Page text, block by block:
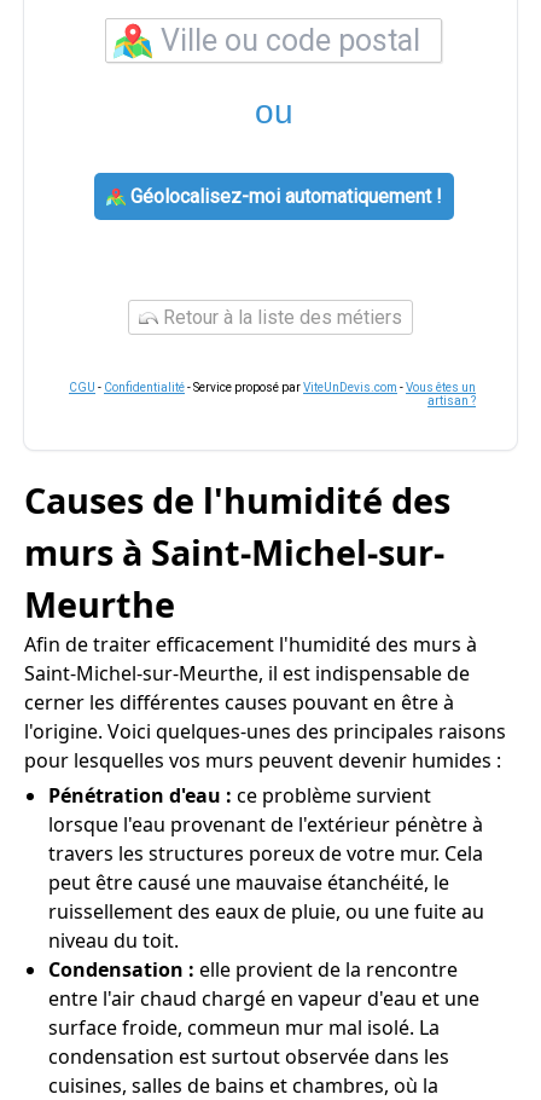
ou
Géolocalisez-moi automatiquement !
Retour à la liste des métiers
CGU - Confidentialité- Service proposé parViteUnDevis.com -Vous êtes un
artisan ?
Causes de l'humidité des
murs à Saint-Michel-sur-
Meurthe
Afin de traiter efficacement l'humidité des murs à
Saint-Michel-sur-Meurthe, il est indispensable de
cerner les différentes causes pouvant en être à
l'origine. Voici quelques-unes des principales raisons
pour lesquelles vos murs peuvent devenir humides :
Pénétration d'eau : ce problème survient
lorsque l'eau provenant de l'extérieur pénètre à
travers les structures poreux de votre mur. Cela
peut être causé une mauvaise étanchéité, le
ruissellement des eaux de pluie, ou une fuite au
niveau du toit.
Condensation : elle provient de la rencontre
entre l'air chaud chargé en vapeur d'eau et une
surface froide, commeun mur mal isolé. La
condensation est surtout observée dans les
cuisines, salles de bains et chambres, où la